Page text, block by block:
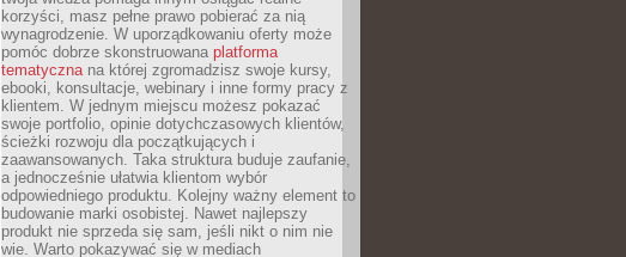
korzyści, masz pełne prawo pobierać za nią
wynagrodzenie. W uporządkowaniu oferty może
pomóc dobrze skonstruowana platforma
tematycznana której zgromadzisz swoje kursy,
ebooki, konsultacje, webinary i inne formy pracy z
klientem. W jednym miejscu możesz pokazać
swoje portfolio, opinie dotychczasowych klientów,
ścieżki rozwoju dla początkujących i
zaawansowanych. Taka struktura buduje zaufanie,
a jednocześnie ułatwia klientom wybór
odpowiedniego produktu. Kolejny ważny element to
budowanie marki osobistej. Nawet najlepszy
produkt nie sprzeda się sam, jeśli nikt o nim nie
wie. Warto pokazywać się w mediach